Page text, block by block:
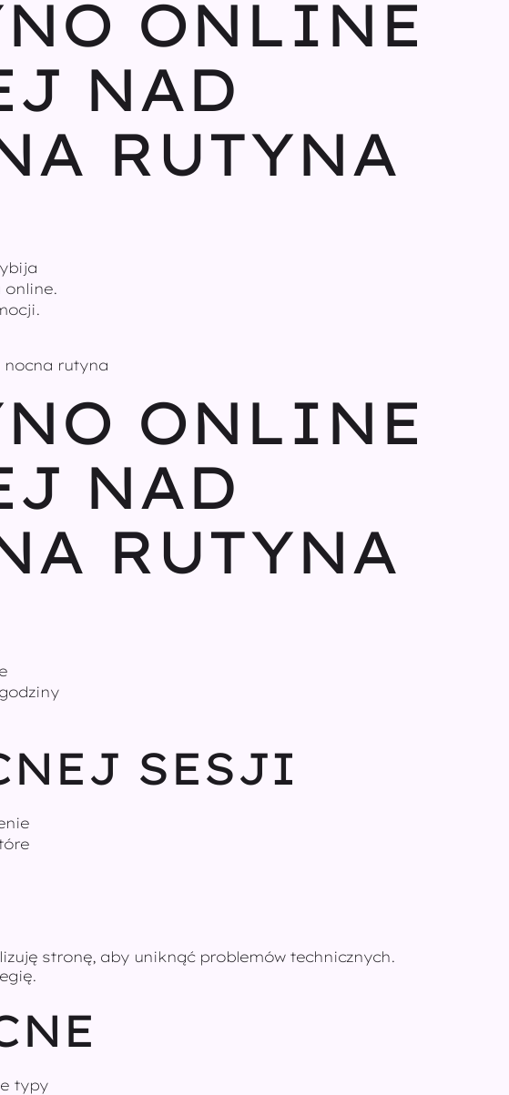
ONLINE
NAD
RUTYNA
online.
nocna rutyna
ONLINE
NAD
RUTYNA
SESJI
stronę, aby uniknąć problemów technicznych.
typy